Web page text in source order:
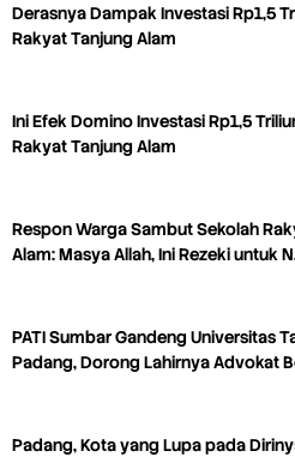
Derasnya Dampak Investasi Rp1,5
Rakyat Tanjung Alam
Ini Efek Domino Investasi Rp1,5
Rakyat Tanjung Alam
Respon Warga Sambut Sekolah
Alam: Masya Allah, Ini Rezeki untuk
PATI Sumbar Gandeng Universitas
Padang, Dorong Lahirnya Advokat
Padang, Kota yang Lupa pada